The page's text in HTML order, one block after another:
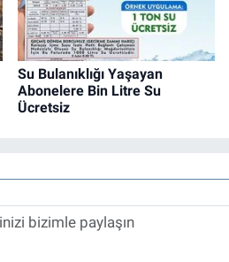
Su Bulanıklığı Yaşayan
Abonelere Bin Litre Su
Ücretsiz